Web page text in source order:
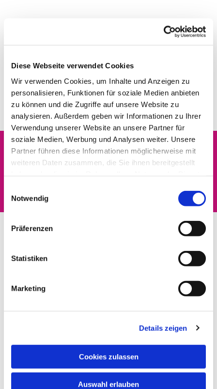
Diese Webseite verwendet Cookies
Wir verwenden Cookies, um Inhalte und Anzeigen zu
personalisieren, Funktionen für soziale Medien anbieten
zu können und die Zugriffe auf unsere Website zu
analysieren. Außerdem geben wir Informationen zu Ihrer
Verwendung unserer Website an unsere Partner für
soziale Medien, Werbung und Analysen weiter. Unsere
Partner führen diese Informationen möglicherweise mit
weiteren Daten zusammen, die Sie ihnen bereitgestellt
Notwendig
Präferenzen
Statistiken
Marketing
Details zeigen
Cookies zulassen
Auswahl erlauben
Dies könnte Sie auch
interessieren